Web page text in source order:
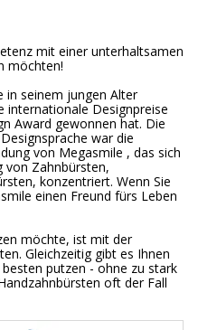
mit einer unterhaltsamen
möchten!
in seinem jungen Alter
internationale Designpreise
Award gewonnen hat. Die
war die
von Megasmile , das sich
von Zahnbürsten,
konzentriert. Wenn Sie
einen Freund fürs Leben
möchte, ist mit der
Gleichzeitig gibt es Ihnen
putzen - ohne zu stark
oft der Fall